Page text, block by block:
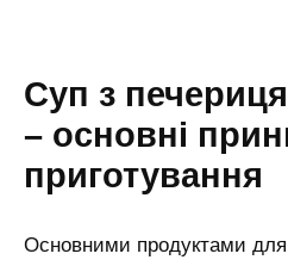
Суп з
– основні
приготування
Основними продуктами для